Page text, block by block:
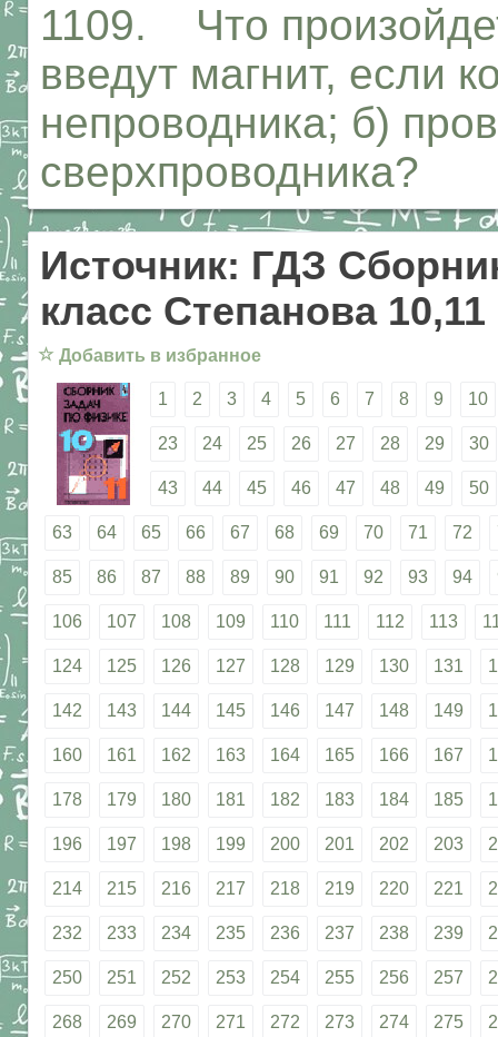
1109. Что
введут магнит, если
непроводника; б)
сверхпроводника?
Источник: ГДЗ
класс Степанова 10,11
☆ Добавить в избранное
1 2 3 4 5 6 7 8 9 10
23 24 25 26 27 28 29 30
43 44 45 46 47 48 49 50
63 64 65 66 67 68 69 70 71 72
85 86 87 88 89 90 91 92 93 94
106 107 108 109 110 111 112 113
124 125 126 127 128 129 130 131
142 143 144 145 146 147 148 149
160 161 162 163 164 165 166 167
178 179 180 181 182 183 184 185
196 197 198 199 200 201 202 203
214 215 216 217 218 219 220 221
232 233 234 235 236 237 238 239
250 251 252 253 254 255 256 257
268 269 270 271 272 273 274 275